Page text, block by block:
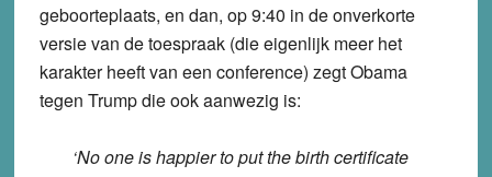
geboorteplaats, en dan, op 9:40 in de onverkorte
versie van de toespraak (die eigenlijk meer het
karakter heeft van een conference) zegt Obama
tegen Trump die ook aanwezig is:
‘No one is happier to put the birth certificate